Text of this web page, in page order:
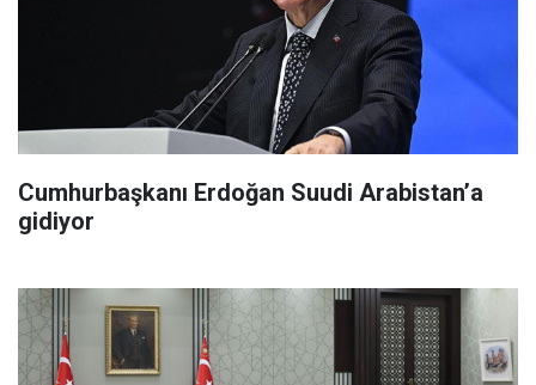
Cumhurbaşkanı Erdoğan Suudi Arabistan’a
gidiyor